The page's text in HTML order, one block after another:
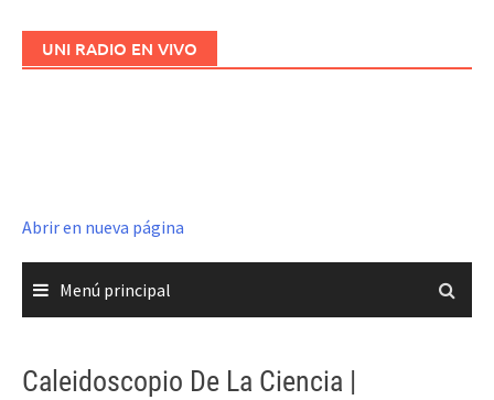
UNI RADIO EN VIVO
Abrir en nueva página
Menú principal
Caleidoscopio De La Ciencia |